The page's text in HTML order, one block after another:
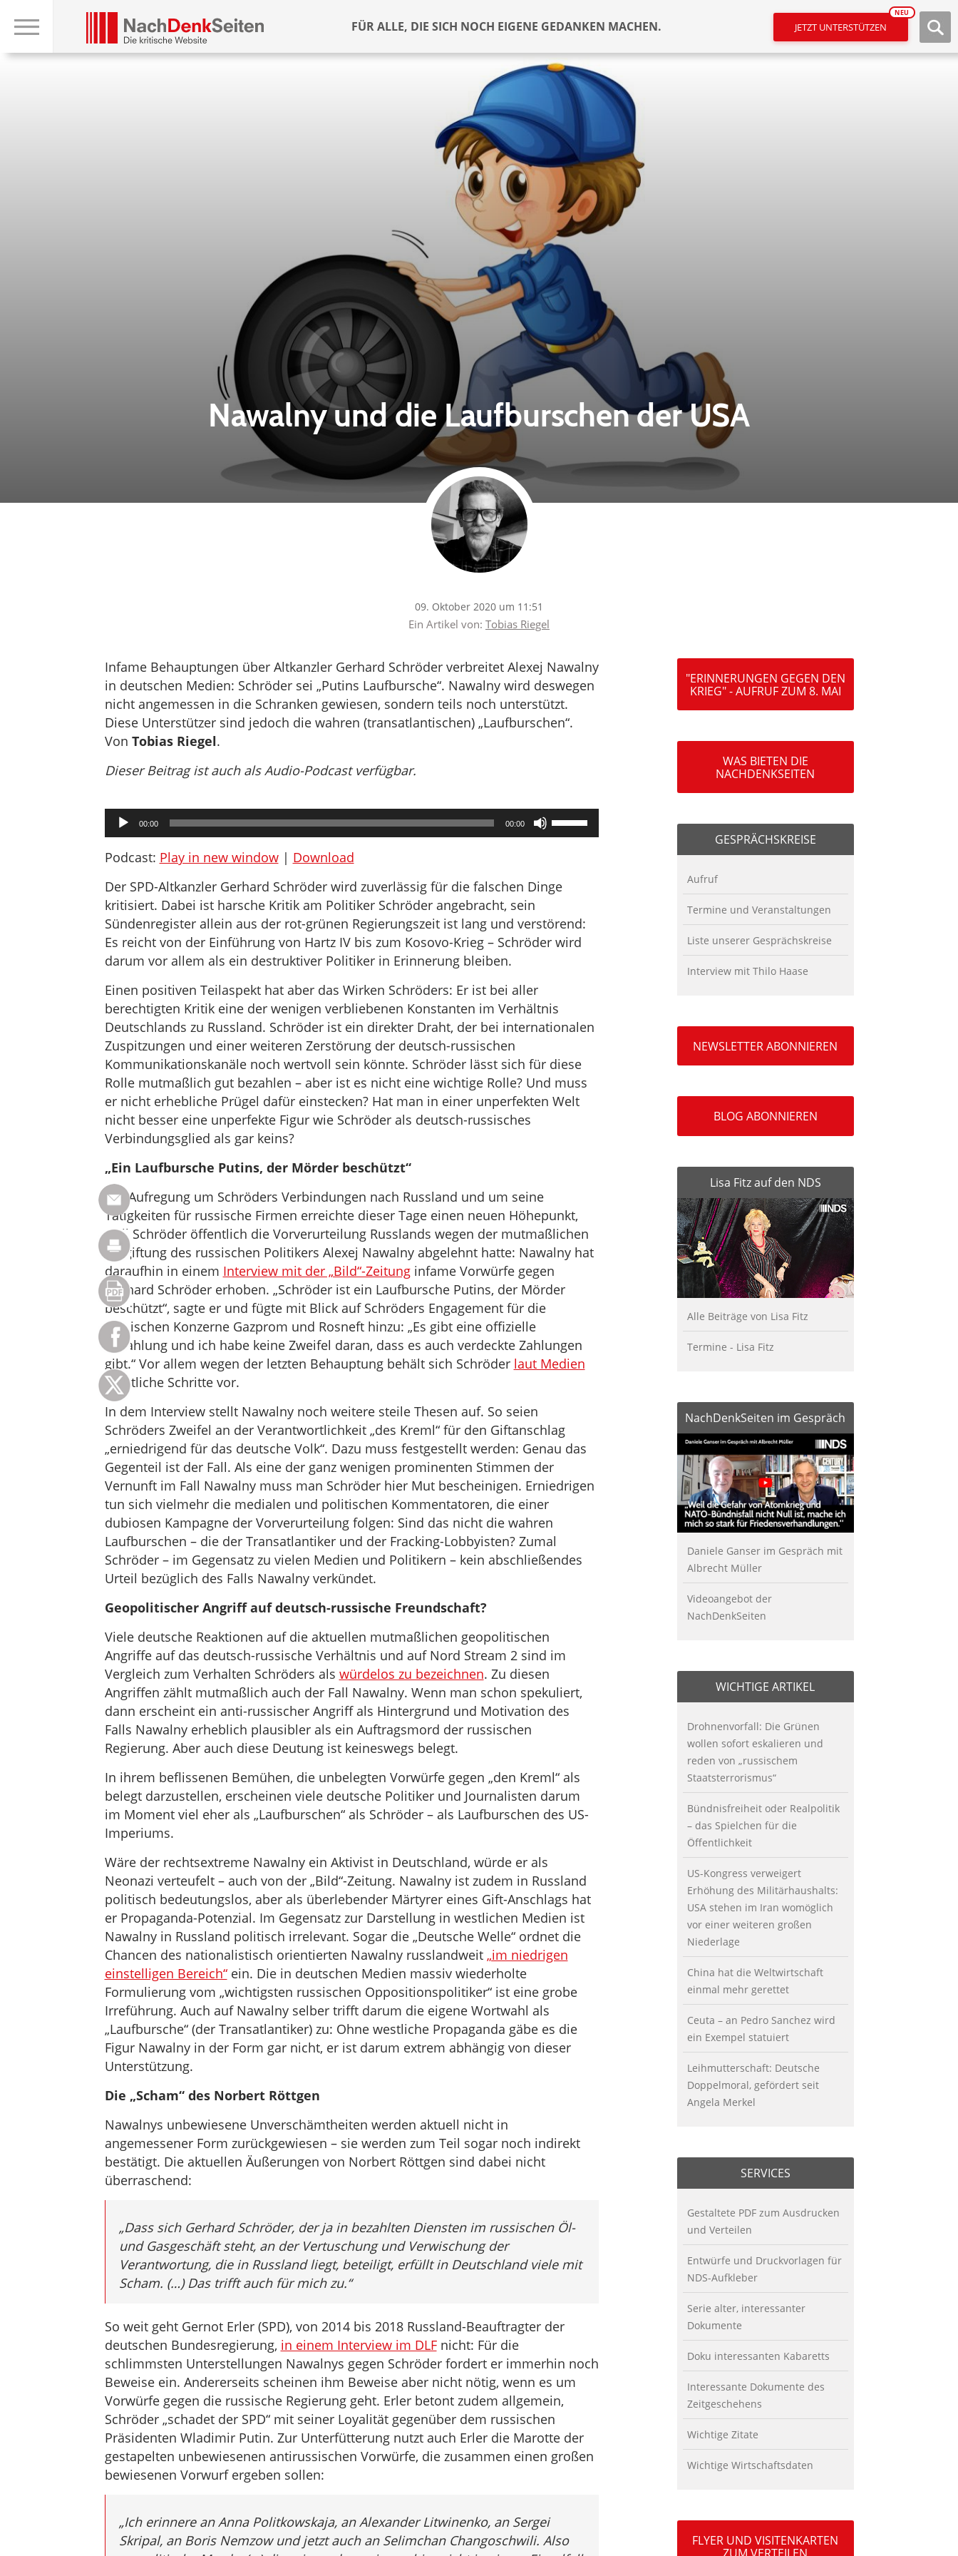
FÜR ALLE, DIE SICH NOCH EIGENE GEDANKEN MACHEN. JETZT UNTERSTÜTZEN
NEU
Nawalny und die Laufburschen der USA
09. Oktober 2020 um 11:51
Ein Artikel von: Tobias Riegel
Infame Behauptungen über Altkanzler Gerhard Schröder verbreitet Alexej Nawalny
in deutschen Medien: Schröder sei „Putins Laufbursche“. Nawalny wird deswegen
nicht angemessen in die Schranken gewiesen, sondern teils noch unterstützt.
Diese Unterstützer sind jedoch die wahren (transatlantischen) „Laufburschen“.
Von Tobias Riegel.
Dieser Beitrag ist auch als Audio-Podcast verfügbar.
Audio-
Player
00:00 00:00
Pfeiltasten
Hoch/Runter
die
zu
regeln.
Podcast: Play in new window| Download
Der SPD-Altkanzler Gerhard Schröder wird zuverlässig für die falschen Dinge
kritisiert. Dabei ist harsche Kritik am Politiker Schröder angebracht, sein
Sündenregister allein aus der rot-grünen Regierungszeit ist lang und verstörend:
Es reicht von der Einführung von Hartz IV bis zum Kosovo-Krieg – Schröder wird
darum vor allem als ein destruktiver Politiker in Erinnerung bleiben.
Einen positiven Teilaspekt hat aber das Wirken Schröders: Er ist bei aller
berechtigten Kritik eine der wenigen verbliebenen Konstanten im Verhältnis
Deutschlands zu Russland. Schröder ist ein direkter Draht, der bei internationalen
Zuspitzungen und einer weiteren Zerstörung der deutsch-russischen
Kommunikationskanäle noch wertvoll sein könnte. Schröder lässt sich für diese
Rolle mutmaßlich gut bezahlen – aber ist es nicht eine wichtige Rolle? Und muss
er nicht erhebliche Prügel dafür einstecken? Hat man in einer unperfekten Welt
nicht besser eine unperfekte Figur wie Schröder als deutsch-russisches
Verbindungsglied als gar keins?
„Ein Laufbursche Putins, der Mörder beschützt“
Die Aufregung um Schröders Verbindungen nach Russland und um seine
Tätigkeiten für russische Firmen erreichte dieser Tage einen neuen Höhepunkt,
weil Schröder öffentlich die Vorverurteilung Russlands wegen der mutmaßlichen
Vergiftung des russischen Politikers Alexej Nawalny abgelehnt hatte: Nawalny hat
daraufhin in einem Interview mit der „Bild“-Zeitunginfame Vorwürfe gegen
Gerhard Schröder erhoben. „Schröder ist ein Laufbursche Putins, der Mörder
beschützt“, sagte er und fügte mit Blick auf Schröders Engagement für die
russischen Konzerne Gazprom und Rosneft hinzu: „Es gibt eine offizielle
Bezahlung und ich habe keine Zweifel daran, dass es auch verdeckte Zahlungen
gibt.“ Vor allem wegen der letzten Behauptung behält sich Schröder laut Medien
rechtliche Schritte vor.
In dem Interview stellt Nawalny noch weitere steile Thesen auf. So seien
Schröders Zweifel an der Verantwortlichkeit „des Kreml“ für den Giftanschlag
„erniedrigend für das deutsche Volk“. Dazu muss festgestellt werden: Genau das
Gegenteil ist der Fall. Als eine der ganz wenigen prominenten Stimmen der
Vernunft im Fall Nawalny muss man Schröder hier Mut bescheinigen. Erniedrigen
tun sich vielmehr die medialen und politischen Kommentatoren, die einer
dubiosen Kampagne der Vorverurteilung folgen: Sind das nicht die wahren
Laufburschen – die der Transatlantiker und der Fracking-Lobbyisten? Zumal
Schröder – im Gegensatz zu vielen Medien und Politikern – kein abschließendes
Urteil bezüglich des Falls Nawalny verkündet.
Geopolitischer Angriff auf deutsch-russische Freundschaft?
Viele deutsche Reaktionen auf die aktuellen mutmaßlichen geopolitischen
Angriffe auf das deutsch-russische Verhältnis und auf Nord Stream 2 sind im
Vergleich zum Verhalten Schröders als würdelos zu bezeichnen. Zu diesen
Angriffen zählt mutmaßlich auch der Fall Nawalny. Wenn man schon spekuliert,
dann erscheint ein anti-russischer Angriff als Hintergrund und Motivation des
Falls Nawalny erheblich plausibler als ein Auftragsmord der russischen
Regierung. Aber auch diese Deutung ist keineswegs belegt.
In ihrem beflissenen Bemühen, die unbelegten Vorwürfe gegen „den Kreml“ als
belegt darzustellen, erscheinen viele deutsche Politiker und Journalisten darum
im Moment viel eher als „Laufburschen“ als Schröder – als Laufburschen des US-
Imperiums.
Wäre der rechtsextreme Nawalny ein Aktivist in Deutschland, würde er als
Neonazi verteufelt – auch von der „Bild“-Zeitung. Nawalny ist zudem in Russland
politisch bedeutungslos, aber als überlebender Märtyrer eines Gift-Anschlags hat
er Propaganda-Potenzial. Im Gegensatz zur Darstellung in westlichen Medien ist
Nawalny in Russland politisch irrelevant. Sogar die „Deutsche Welle“ ordnet die
Chancen des nationalistisch orientierten Nawalny russlandweit „im niedrigen
einstelligen Bereich“ein. Die in deutschen Medien massiv wiederholte
Formulierung vom „wichtigsten russischen Oppositionspolitiker“ ist eine grobe
Irreführung. Auch auf Nawalny selber trifft darum die eigene Wortwahl als
„Laufbursche“ (der Transatlantiker) zu: Ohne westliche Propaganda gäbe es die
Figur Nawalny in der Form gar nicht, er ist darum extrem abhängig von dieser
Unterstützung.
Die „Scham“ des Norbert Röttgen
Nawalnys unbewiesene Unverschämtheiten werden aktuell nicht in
angemessener Form zurückgewiesen – sie werden zum Teil sogar noch indirekt
bestätigt. Die aktuellen Äußerungen von Norbert Röttgen sind dabei nicht
überraschend:
„Dass sich Gerhard Schröder, der ja in bezahlten Diensten im russischen Öl-
und Gasgeschäft steht, an der Vertuschung und Verwischung der
Verantwortung, die in Russland liegt, beteiligt, erfüllt in Deutschland viele mit
Scham. (…) Das trifft auch für mich zu.“
So weit geht Gernot Erler (SPD), von 2014 bis 2018 Russland-Beauftragter der
deutschen Bundesregierung, in einem Interview im DLFnicht: Für die
schlimmsten Unterstellungen Nawalnys gegen Schröder fordert er immerhin noch
Beweise ein. Andererseits scheinen ihm Beweise aber nicht nötig, wenn es um
Vorwürfe gegen die russische Regierung geht. Erler betont zudem allgemein,
Schröder „schadet der SPD“ mit seiner Loyalität gegenüber dem russischen
Präsidenten Wladimir Putin. Zur Unterfütterung nutzt auch Erler die Marotte der
gestapelten unbewiesenen antirussischen Vorwürfe, die zusammen einen großen
bewiesenen Vorwurf ergeben sollen:
„Ich erinnere an Anna Politkowskaja, an Alexander Litwinenko, an Sergei
Skripal, an Boris Nemzow und jetzt auch an Selimchan Changoschwili. Also
"ERINNERUNGEN GEGEN DEN
KRIEG" - AUFRUF ZUM 8. MAI
WAS BIETEN DIE
NACHDENKSEITEN
GESPRÄCHSKREISE
Aufruf
Termine und Veranstaltungen
Liste unserer Gesprächskreise
Interview mit Thilo Haase
NEWSLETTER ABONNIEREN
BLOG ABONNIEREN
Lisa Fitz auf den NDS
Alle Beiträge von Lisa Fitz
Termine - Lisa Fitz
NachDenkSeiten im Gespräch
Daniele Ganser im Gespräch mit
Albrecht Müller
Videoangebot der
NachDenkSeiten
WICHTIGE ARTIKEL
Drohnenvorfall: Die Grünen
wollen sofort eskalieren und
reden von „russischem
Staatsterrorismus“
Bündnisfreiheit oder Realpolitik
– das Spielchen für die
Öffentlichkeit
US-Kongress verweigert
Erhöhung des Militärhaushalts:
USA stehen im Iran womöglich
vor einer weiteren großen
Niederlage
China hat die Weltwirtschaft
einmal mehr gerettet
Ceuta – an Pedro Sanchez wird
ein Exempel statuiert
Leihmutterschaft: Deutsche
Doppelmoral, gefördert seit
Angela Merkel
SERVICES
Gestaltete PDF zum Ausdrucken
und Verteilen
Entwürfe und Druckvorlagen für
NDS-Aufkleber
Serie alter, interessanter
Dokumente
Doku interessanten Kabaretts
Interessante Dokumente des
Zeitgeschehens
Wichtige Zitate
Wichtige Wirtschaftsdaten
FLYER UND VISITENKARTEN